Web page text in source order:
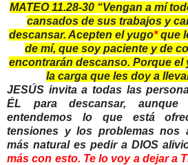
MATEO 11.28-30 “Vengan a mí
cansados de sus trabajos y
descansar. Acepten el yugo*que
de mí, que soy paciente y de
encontrarán descanso. Porque
la carga que les doy a
JESÚS invita a todas las
ÉL para descansar,
entendemos lo que está
tensiones y los problemas nos
más natural es pedir a DIOS
más con esto. Te lo voy a dejar a